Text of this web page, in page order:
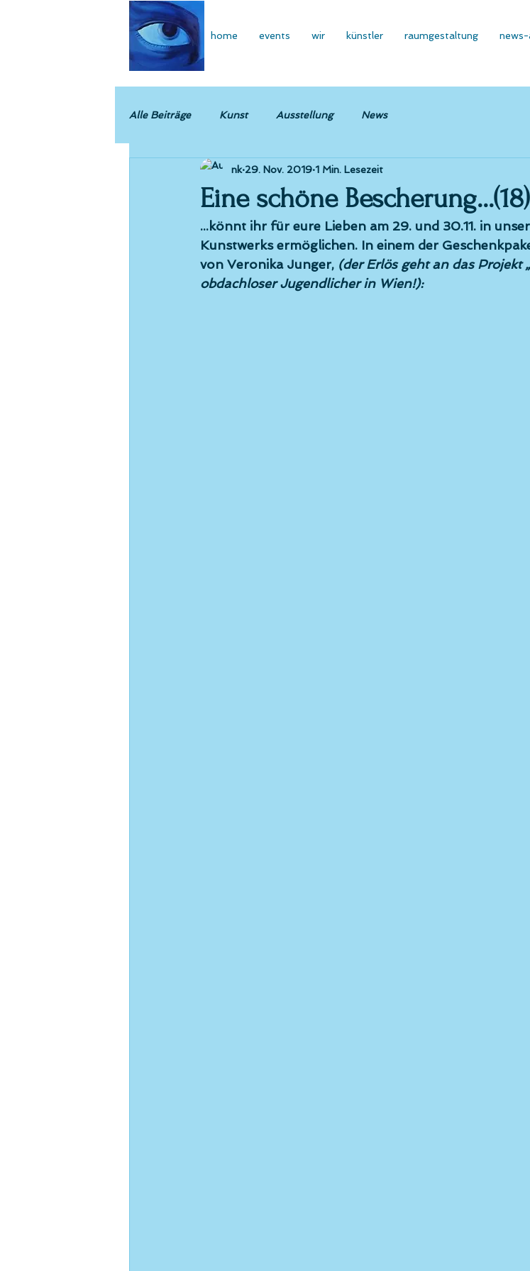
home events wir künstler raumgestaltung news-
Alle Beiträge Kunst Ausstellung News
Eine schöne Bescherung...(18)
nk 29. Nov. 2019 1 Min. Lesezeit
...könnt ihr für eure Lieben am 29. und 30.11. in
Kunstwerks ermöglichen. In einem der
von Veronika Junger, (der Erlös geht an das Projekt
obdachloser Jugendlicher in Wien!):